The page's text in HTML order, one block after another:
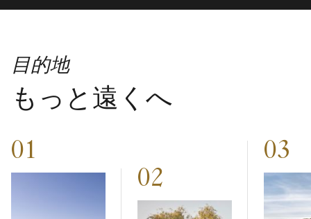
目的地
もっと遠くへ
01
02
03